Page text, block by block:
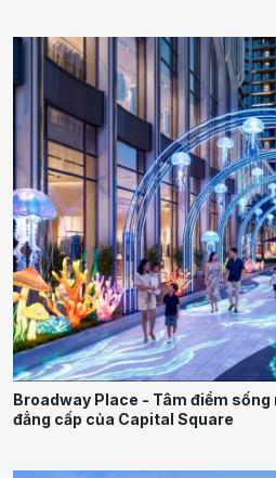
Broadway Place - Tâm điểm sống năng động
đẳng cấp của Capital Square